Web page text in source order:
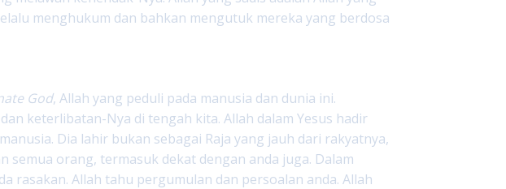
menghukum dan bahkan mengutuk mereka yang berdosa
God, Allah yang peduli pada manusia dan dunia ini.
keterlibatan-Nya di tengah kita. Allah dalam Yesus hadir
Dia lahir bukan sebagai Raja yang jauh dari rakyatnya,
semua orang, termasuk dekat dengan anda juga. Dalam
rasakan. Allah tahu pergumulan dan persoalan anda. Allah